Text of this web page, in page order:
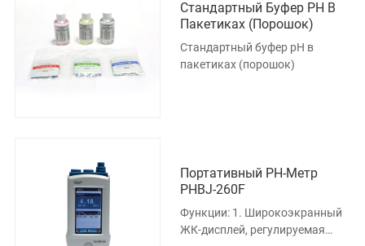
Стандартный Буфер РН В
Пакетиках (порошок)
Стандартный буфер рН в
пакетиках (порошок)
Портативный РН-Метр
PHBJ-260F
Функции: 1. Широкоэкранный
ЖК-дисплей, регулируемая